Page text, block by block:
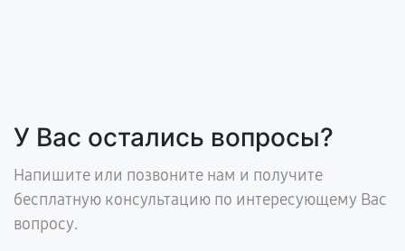
У Вас остались вопросы?
Напишите или позвоните нам и получите
бесплатную консультацию по интересующему Вас
вопросу.